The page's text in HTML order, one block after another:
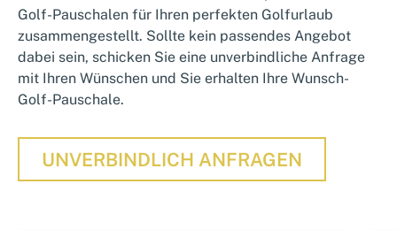
Golf-Pauschalen für Ihren perfekten Golfurlaub
zusammengestellt. Sollte kein passendes Angebot
dabei sein, schicken Sie eine unverbindliche Anfrage
mit Ihren Wünschen und Sie erhalten Ihre Wunsch-
Golf-Pauschale.
UNVERBINDLICH ANFRAGEN